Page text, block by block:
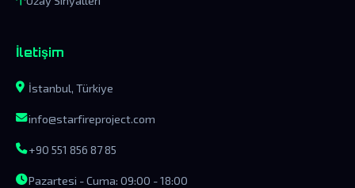
İletişim
İstanbul, Türkiye
info@starfireproject.com
+90 551 856 87 85
Pazartesi - Cuma: 09:00 - 18:00